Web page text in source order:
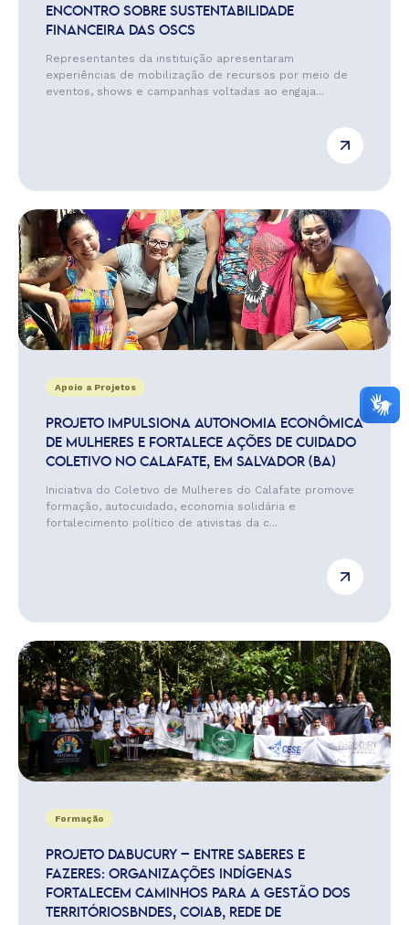
ENCONTRO SOBRE SUSTENTABILIDADE
FINANCEIRA DAS OSCS
Representantes da instituição apresentaram
experiências de mobilização de recursos por meio de
eventos, shows e campanhas voltadas ao engaja...
Apoio a Projetos
PROJETO IMPULSIONA AUTONOMIA ECONÔMICA
DE MULHERES E FORTALECE AÇÕES DE CUIDADO
COLETIVO NO CALAFATE, EM SALVADOR (BA)
Iniciativa do Coletivo de Mulheres do Calafate promove
formação, autocuidado, economia solidária e
fortalecimento político de ativistas da c...
Formação
PROJETO DABUCURY – ENTRE SABERES E
FAZERES: ORGANIZAÇÕES INDÍGENAS
FORTALECEM CAMINHOS PARA A GESTÃO DOS
TERRITÓRIOSBNDES, COIAB, REDE DE